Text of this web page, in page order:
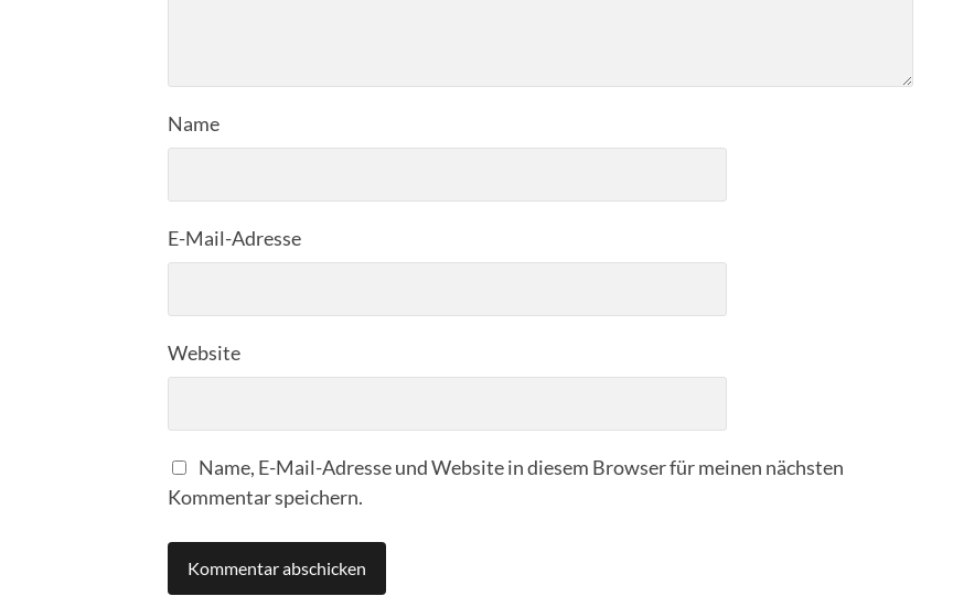
Name
E-Mail-Adresse
Website
Name, E-Mail-Adresse und Website in diesem Browser für meinen nächsten
Kommentar speichern.